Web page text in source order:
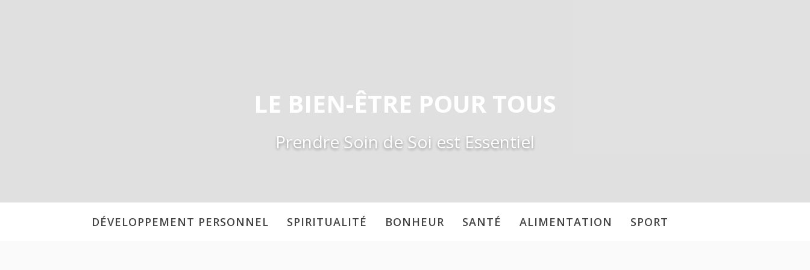
LE BIEN-ÊTRE POUR TOUS
Prendre Soin de Soi est Essentiel
DÉVELOPPEMENT PERSONNEL SPIRITUALITÉ BONHEUR SANTÉ ALIMENTATION SPORT